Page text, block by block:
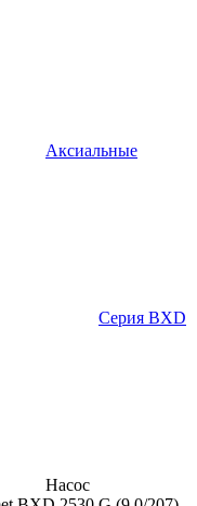
Аксиальные
Серия BXD
Насос